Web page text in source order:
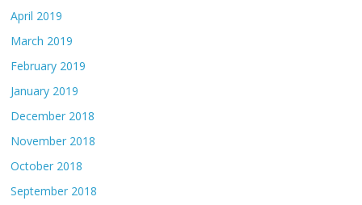
April 2019
March 2019
February 2019
January 2019
December 2018
November 2018
October 2018
September 2018